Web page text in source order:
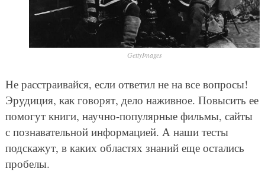
GettyImages
Не расстраивайся, если ответил не на все вопросы!
Эрудиция, как говорят, дело наживное. Повысить ее
помогут книги, научно-популярные фильмы, сайты
с познавательной информацией. А наши тесты
подскажут, в каких областях знаний еще остались
пробелы.